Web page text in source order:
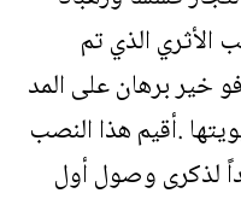
الأثري الذي تم
في سيان فو خير برهان على المد
.أقيم هذا النصب
،وتخليداً لذكرى وصول أول